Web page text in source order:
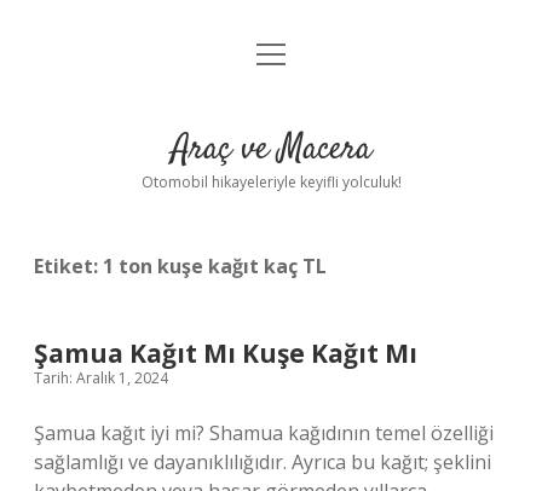
Anasayfa
Yasal Uyarı
menüyü
Araç ve Macera
Otomobil hikayeleriyle keyifli yolculuk!
Etiket: 1 ton kuşe kağıt kaç TL
Şamua Kağıt Mı Kuşe Kağıt Mı
Tarih: Aralık 1, 2024
Şamua kağıt iyi mi? Shamua kağıdının temel özelliği
sağlamlığı ve dayanıklılığıdır. Ayrıca bu kağıt; şeklini